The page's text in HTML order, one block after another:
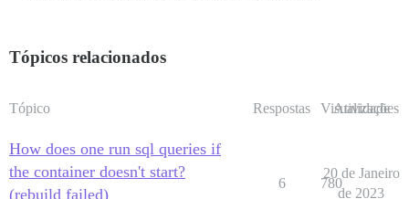
Tópicos relacionados
Tópico Respostas Visualizações
Atividade
How does one run sql queries if
the container doesn't start?
(rebuild failed)
6 780
20 de Janeiro
de 2023